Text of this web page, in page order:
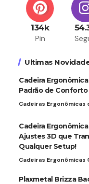
134k
Pin
Ultimas
Cadeira
Padrão de
Cadeiras Ergonômicas
Cadeira
Ajustes 3D que
Qualquer Setup!
Cadeiras
Plaxmetal Brizza